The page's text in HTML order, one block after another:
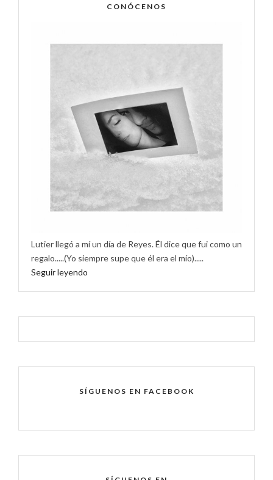
CONÓCENOS
Lutier llegó a mí un día de Reyes. Él dice que fui como un
regalo.....(Yo siempre supe que él era el mío).....
Seguir leyendo
SÍGUENOS EN FACEBOOK